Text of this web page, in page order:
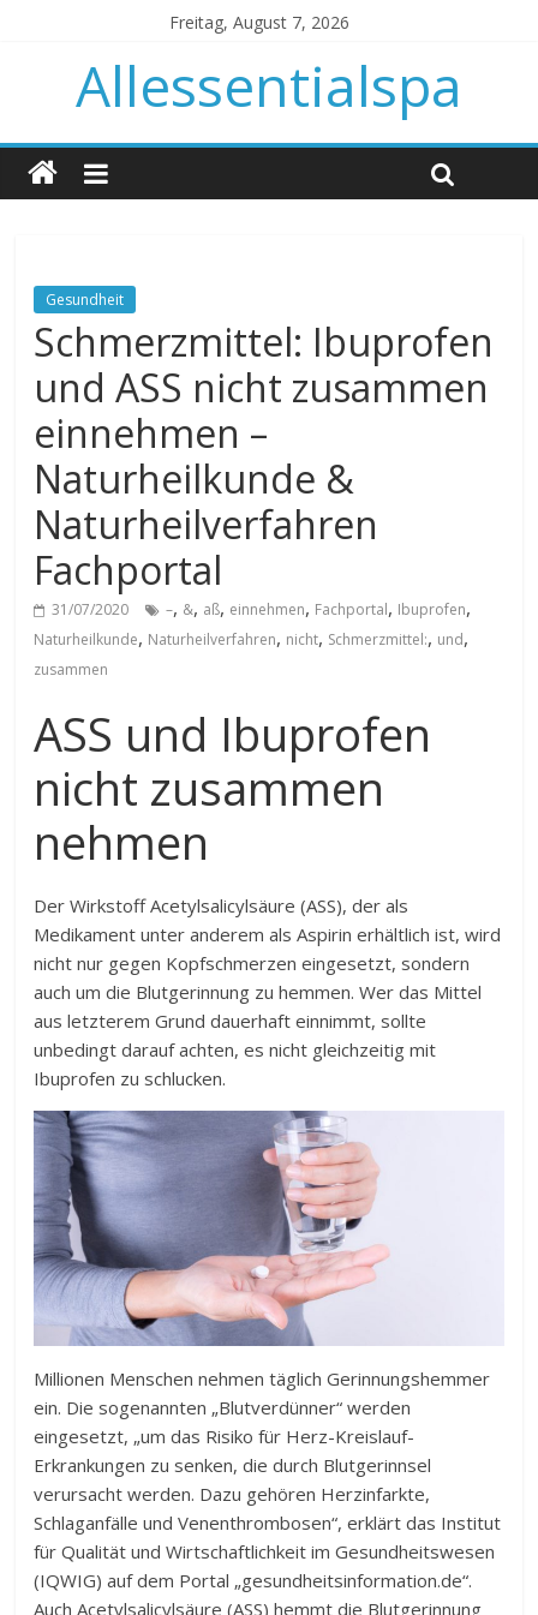
Freitag, August 7, 2026
Allessentialspa
Gesundheit
Schmerzmittel: Ibuprofen
und ASS nicht zusammen
einnehmen –
Naturheilkunde &
Naturheilverfahren
Fachportal
31/07/2020 –, &, aß, einnehmen, Fachportal, Ibuprofen,
Naturheilkunde, Naturheilverfahren, nicht, Schmerzmittel:, und,
zusammen
ASS und Ibuprofen
nicht zusammen
nehmen
Der Wirkstoff Acetylsalicylsäure (ASS), der als
Medikament unter anderem als Aspirin erhältlich ist, wird
nicht nur gegen Kopfschmerzen eingesetzt, sondern
auch um die Blutgerinnung zu hemmen. Wer das Mittel
aus letzterem Grund dauerhaft einnimmt, sollte
unbedingt darauf achten, es nicht gleichzeitig mit
Ibuprofen zu schlucken.
Millionen Menschen nehmen täglich Gerinnungshemmer
ein. Die sogenannten „Blutverdünner“ werden
eingesetzt, „um das Risiko für Herz-Kreislauf-
Erkrankungen zu senken, die durch Blutgerinnsel
verursacht werden. Dazu gehören Herzinfarkte,
Schlaganfälle und Venenthrombosen“, erklärt das Institut
für Qualität und Wirtschaftlichkeit im Gesundheitswesen
(IQWIG) auf dem Portal „gesundheitsinformation.de“.
Auch Acetylsalicylsäure (ASS) hemmt die Blutgerinnung